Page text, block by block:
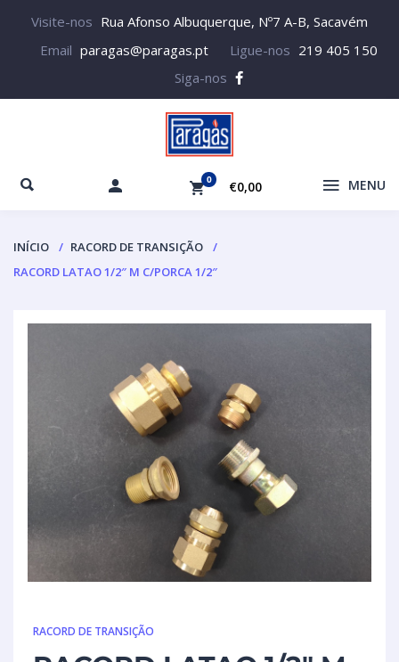
Visite-nos Rua Afonso Albuquerque, Nº7 A-B, Sacavém
Email paragas@paragas.pt Ligue-nos 219 405 150
Siga-nos
0 €0,00 MENU
INÍCIO
RACORD DE TRANSIÇÃO
RACORD LATAO 1/2″ M C/PORCA 1/2″
RACORD DE TRANSIÇÃO